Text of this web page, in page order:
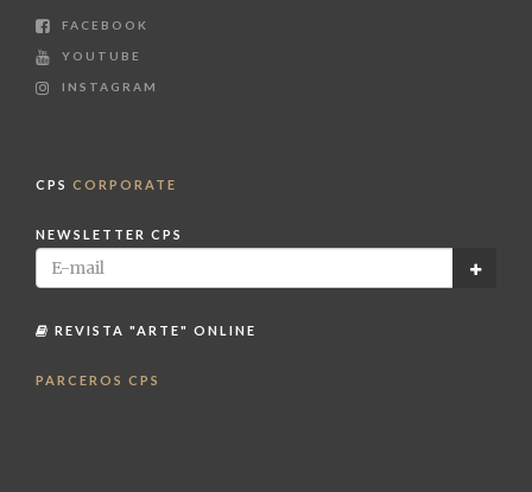
FACEBOOK
YOUTUBE
INSTAGRAM
CPS CORPORATE
NEWSLETTER CPS
REVISTA "ARTE" ONLINE
PARCEROS CPS